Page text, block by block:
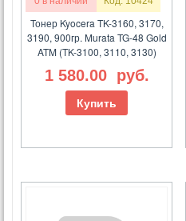
Тонер Kyocera TK-3160, 3170,
3190, 900гр. Murata TG-48 Gold
ATM (TK-3100, 3110, 3130)
1 580.00 руб.
Купить